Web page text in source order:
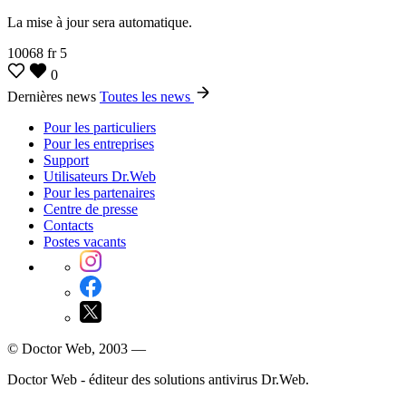
La mise à jour sera automatique.
10068 fr 5
0
Dernières news Toutes les news
Pour les particuliers
Pour les entreprises
Support
Utilisateurs Dr.Web
Pour les partenaires
Centre de presse
Contacts
Postes vacants
© Doctor Web, 2003 —
Doctor Web - éditeur des solutions antivirus Dr.Web.